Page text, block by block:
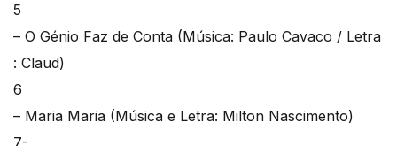
5
– O Génio Faz de Conta (Música: Paulo Cavaco / Letra
: Claud)
6
– Maria Maria (Música e Letra: Milton Nascimento)